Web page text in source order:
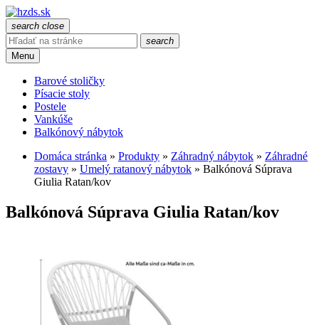
search close
search
Menu
Barové stoličky
Písacie stoly
Postele
Vankúše
Balkónový nábytok
Domáca stránka » Produkty » Záhradný nábytok » Záhradné
zostavy » Umelý ratanový nábytok » Balkónová Súprava
Giulia Ratan/kov
Balkónová Súprava Giulia Ratan/kov